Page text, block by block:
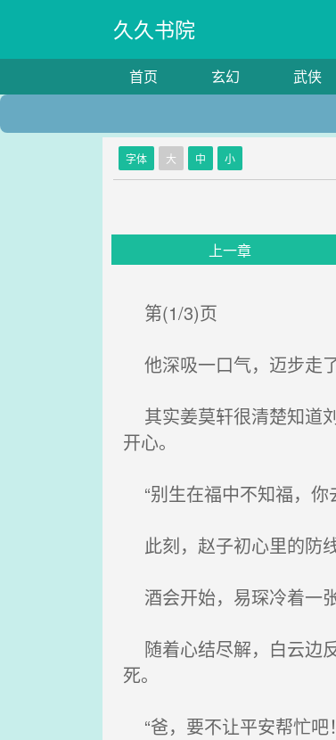
久久书院
首页 玄幻 武侠
字体 大 中 小
上一章
第(1/3)页
他深吸一口气，迈步走
其实姜莫轩很清楚知道
开心。
“别生在福中不知福，你
此刻，赵子初心里的防
酒会开始，易琛冷着一
随着心结尽解，白云边
死。
“爸，要不让平安帮忙吧